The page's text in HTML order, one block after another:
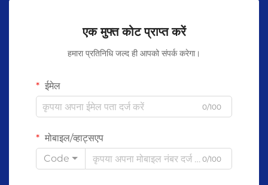
एक मुफ्त कोट प्राप्त करें
हमारा प्रतिनिधि जल्द ही आपको संपर्क करेगा।
ईमेल
0/100
मोबाइल/व्हाट्सएप
Code
0/100